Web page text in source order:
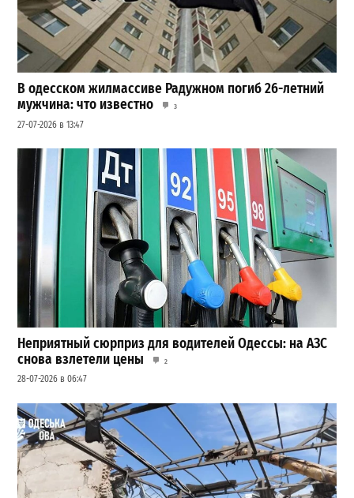
В одесском жилмассиве Радужном погиб 26-летний
мужчина: что известно
3
27-07-2026 в 13:47
Неприятный сюрприз для водителей Одессы: на АЗС
снова взлетели цены
2
28-07-2026 в 06:47